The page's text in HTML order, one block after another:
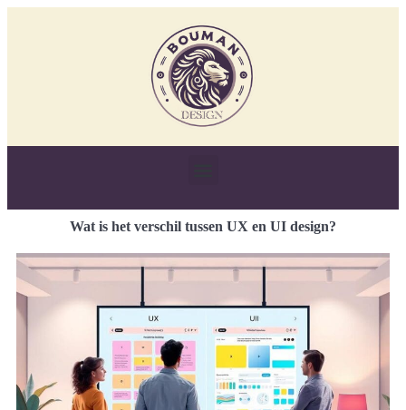
Wat is het verschil tussen UX en UI design?